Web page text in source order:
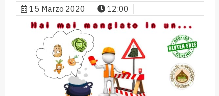
15 Marzo 2020 12:00